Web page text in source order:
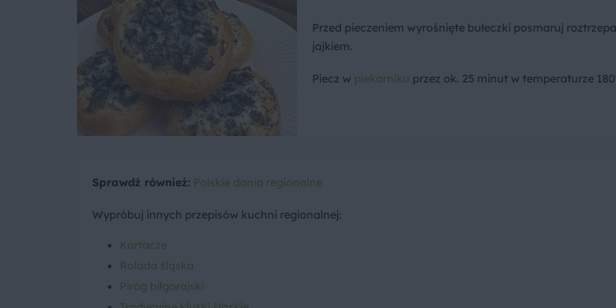
Przed pieczeniem wyrośnięte bułeczki posmaruj
jajkiem.
Piecz w piekarniku przez ok. 25 minut w temperaturze
Sprawdź również: Polskie dania regionalne
Wypróbuj innych przepisów kuchni regionalnej:
Kartacze
Rolada śląska
Piróg biłgorajski